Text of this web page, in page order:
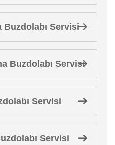
Buzdolabı Servisi
Buzdolabı Servisi
Servisi
Servisi